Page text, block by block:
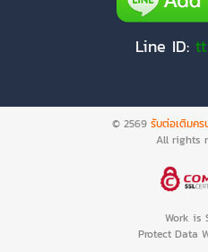
Line ID:
© 2569 รับต่อเติมค
All rights
Work is
Protect Data